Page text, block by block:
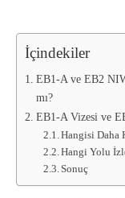
İçindekiler
EB1-A ve EB2
mı?
EB1-A Vizesi ve
Hangisi Daha
Hangi Yolu
Sonuç